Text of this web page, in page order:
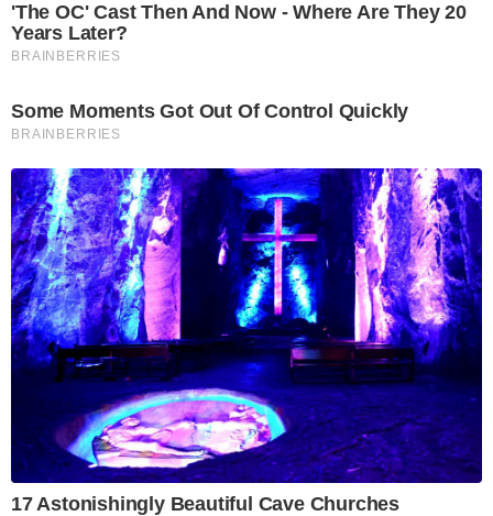
'The OC' Cast Then And Now - Where Are They 20
Years Later?
BRAINBERRIES
Some Moments Got Out Of Control Quickly
BRAINBERRIES
17 Astonishingly Beautiful Cave Churches